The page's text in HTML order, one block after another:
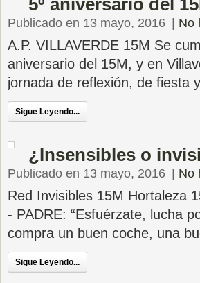
5º aniversario del
Publicado en 13 mayo, 2016 No
A.P. VILLAVERDE 15M Se
aniversario del 15M, y en
jornada de reflexión, de fiesta
Sigue Leyendo...
¿Insensibles o
Publicado en 13 mayo, 2016 No
Red Invisibles 15M Hortaleza
- PADRE: “Esfuérzate, lucha
compra un buen coche, una
Sigue Leyendo...